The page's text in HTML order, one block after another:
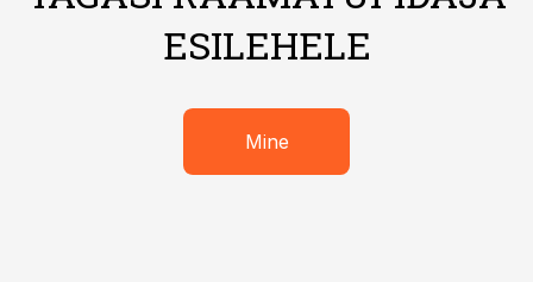
ESILEHELE
Mine